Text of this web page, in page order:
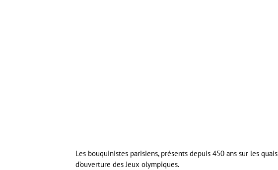
Les bouquinistes parisiens, présents depuis 450 ans sur les
d’ouverture des Jeux olympiques.